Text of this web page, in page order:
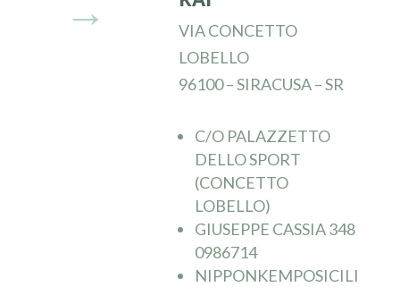
→
VIA CONCETTO
LOBELLO
96100 – SIRACUSA – SR
C/O PALAZZETTO
DELLO SPORT
(CONCETTO
LOBELLO)
GIUSEPPE CASSIA 348
0986714
NIPPONKEMPOSICILI